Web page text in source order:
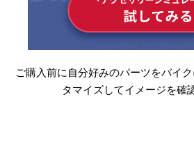
ご購入前に自分好みのパーツをバイ
タマイズしてイメージを確